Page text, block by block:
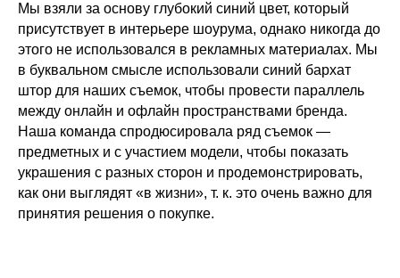
Мы взяли за основу глубокий синий цвет, который
присутствует в интерьере шоурума, однако никогда до
этого не использовался в рекламных материалах. Мы
в буквальном смысле использовали синий бархат
штор для наших съемок, чтобы провести параллель
между онлайн и офлайн пространствами бренда.
Наша команда спродюсировала ряд съемок —
предметных и с участием модели, чтобы показать
украшения с разных сторон и продемонстрировать,
как они выглядят «в жизни», т. к. это очень важно для
принятия решения о покупке.